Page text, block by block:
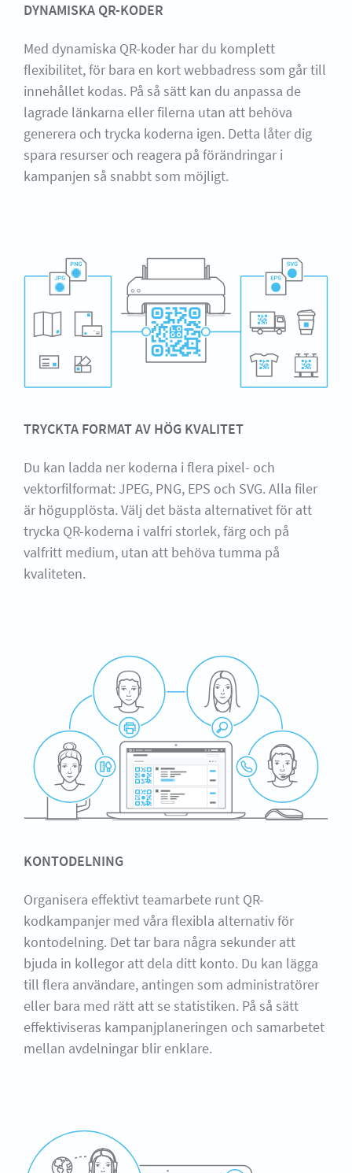
DYNAMISKA QR-KODER
Med dynamiska QR-koder har du komplett
flexibilitet, för bara en kort webbadress som går till
innehållet kodas. På så sätt kan du anpassa de
lagrade länkarna eller filerna utan att behöva
generera och trycka koderna igen. Detta låter dig
spara resurser och reagera på förändringar i
kampanjen så snabbt som möjligt.
TRYCKTA FORMAT AV HÖG KVALITET
Du kan ladda ner koderna i flera pixel- och
vektorfilformat: JPEG, PNG, EPS och SVG. Alla filer
är högupplösta. Välj det bästa alternativet för att
trycka QR-koderna i valfri storlek, färg och på
valfritt medium, utan att behöva tumma på
kvaliteten.
KONTODELNING
Organisera effektivt teamarbete runt QR-
kodkampanjer med våra flexibla alternativ för
kontodelning. Det tar bara några sekunder att
bjuda in kollegor att dela ditt konto. Du kan lägga
till flera användare, antingen som administratörer
eller bara med rätt att se statistiken. På så sätt
effektiviseras kampanjplaneringen och samarbetet
mellan avdelningar blir enklare.